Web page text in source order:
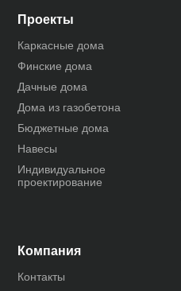
Проекты
Каркасные дома
Финские дома
Дачные дома
Дома из газобетона
Бюджетные дома
Навесы
Индивидуальное
проектирование
Компания
Контакты